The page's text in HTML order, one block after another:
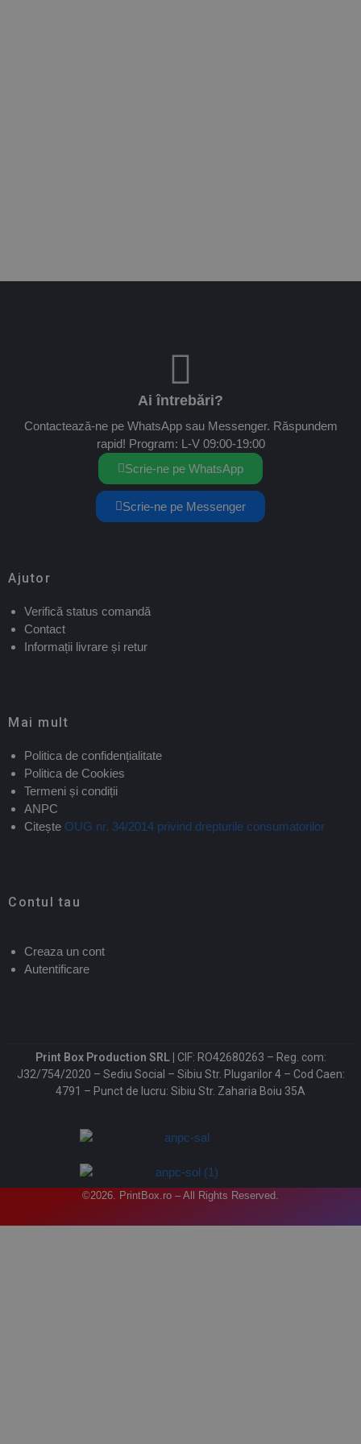
Ai întrebări?
Contactează-ne pe WhatsApp sau Messenger. Răspundem
rapid! Program: L-V 09:00-19:00
Scrie-ne pe WhatsApp
Scrie-ne pe Messenger
Ajutor
Verifică status comandă
Contact
Informații livrare și retur
Mai mult
Politica de confidențialitate
Politica de Cookies
Termeni și condiții
ANPC
Citește OUG nr. 34/2014 privind drepturile consumatorilor
Contul tau
Creaza un cont
Autentificare
Print Box Production SRL | CIF: RO42680263 – Reg. com:
J32/754/2020 – Sediu Social – Sibiu Str. Plugarilor 4 – Cod Caen:
4791 – Punct de lucru: Sibiu Str. Zaharia Boiu 35A
©2026. PrintBox.ro – All Rights Reserved.